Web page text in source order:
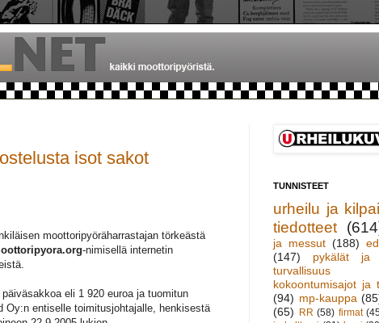
isot sakot
moottoripyöräharrastajan törkeästä
-nimisellä internetin
eli 1 920 euroa ja tuomitun
Oy:n entiselle toimitusjohtajalle, henkisestä
TUNNISTEET
urheilu ja
tiedotteet
ja messut (188)
(147)
pykälät ja
turvallisuus
kokoontumisajot ja
(94) mp-kauppa
(65)
RR (58) firmat